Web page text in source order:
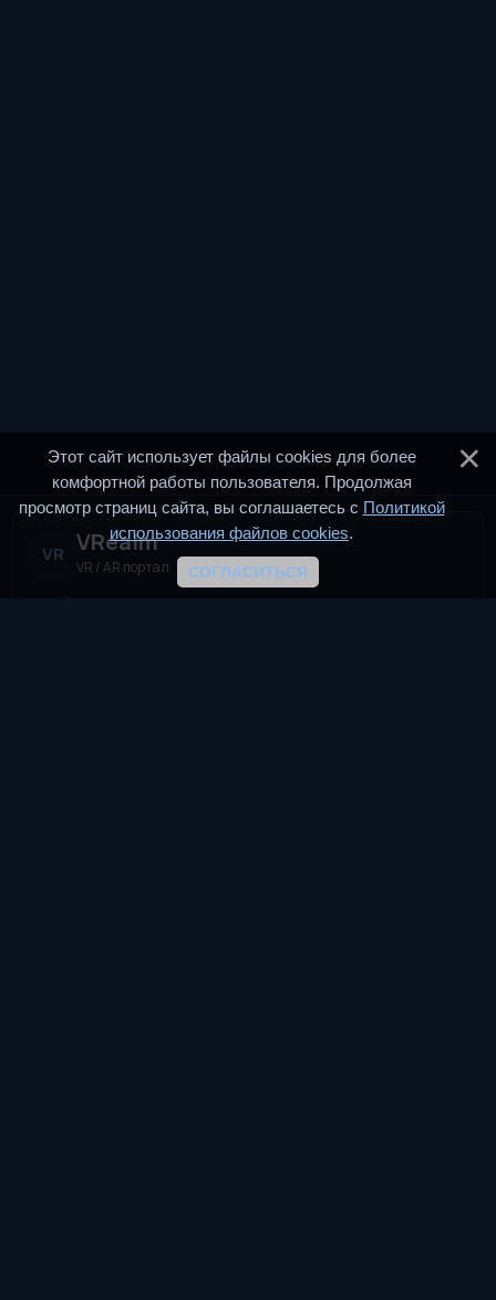
VR VRealm
VR / AR портал
VRealm.ru — информационный портал, посвящённый
Этот сайт использует файлы cookies для более
комфортной работы пользователя. Продолжая
просмотр страниц сайта, вы соглашаетесь с Политикой
использования файлов cookies.
СОГЛАСИТЬСЯ